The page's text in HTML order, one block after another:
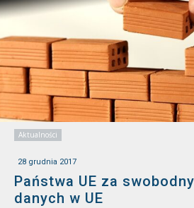
Aktualności
28 grudnia 2017
Państwa UE za
danych w UE